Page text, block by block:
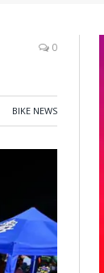
0
BIKE NEWS